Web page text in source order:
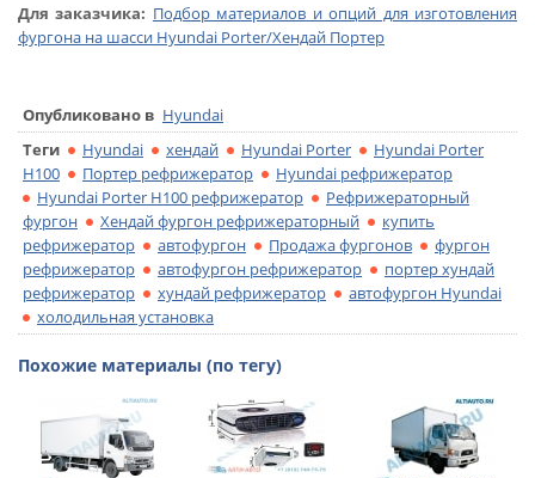
Для заказчика: Подбор материалов и опций для изготовления
фургона на шасси Hyundai Porter/Хендай Портер
Опубликовано в Hyundai
Теги
Hyundai хендай Hyundai Porter
Hyundai Porter
H100
Портер рефрижератор
Hyundai рефрижератор
Hyundai Porter H100 рефрижератор
Рефрижераторный
фургон
Хендай фургон рефрижераторный
купить
рефрижератор
автофургон Продажа фургонов
фургон
рефрижератор
автофургон рефрижератор
портер хундай
рефрижератор
хундай рефрижератор
автофургон Hyundai
холодильная установка
Похожие материалы (по тегу)